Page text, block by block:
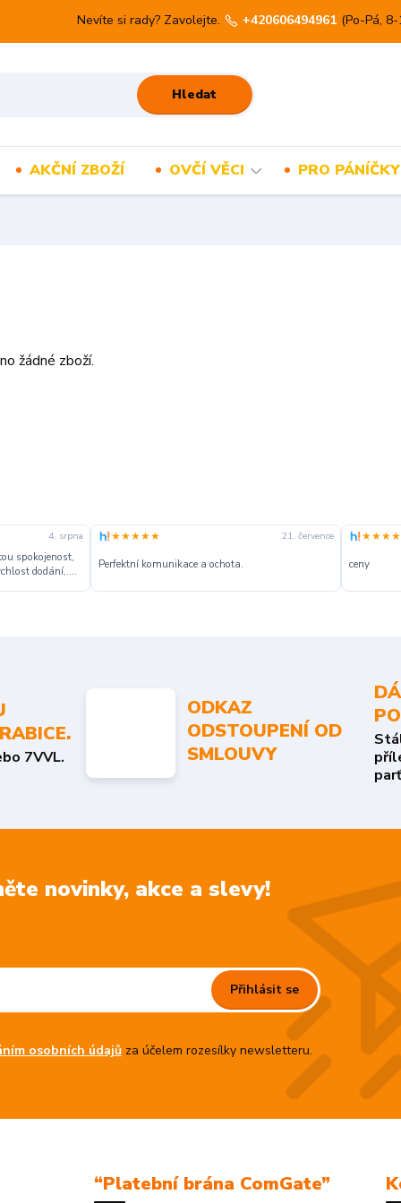
Hledat
Nevíte si rady? Zavolejte. +420606494961 (Po-Pá,
AKČNÍ ZBOŽÍ OVČÍ VĚCI PRO PÁNÍČKY
žádné zboží.
4. srpna
spokojenost,
dodání,....
★★★★★ 21. července
Perfektní komunikace a ochota. ceny
7VVL.
ODKAZ
ODSTOUPENÍ OD
SMLOUVY
novinky, akce a slevy!
Přihlásit se
osobních údajůza účelem rozesílky newsletteru.
“Platební brána ComGate”